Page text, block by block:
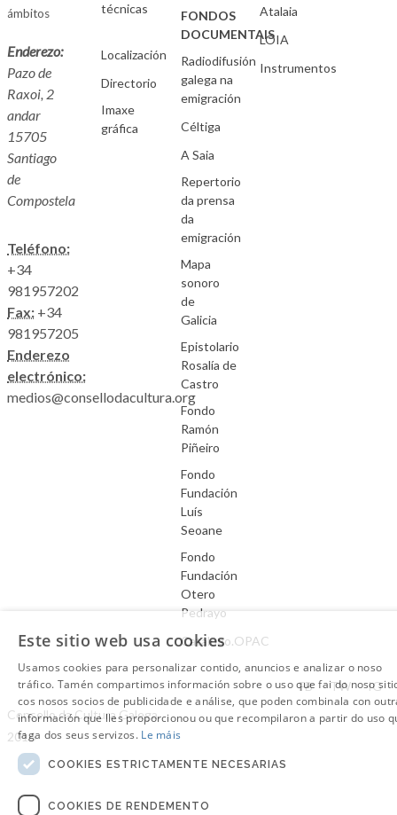
ámbitos
Enderezo:
Pazo de
Raxoi, 2
andar
15705
Santiago
de
Compostela
Teléfono:
+34
981957202
Fax: +34
981957205
Enderezo
electrónico:
medios@consellodacultura.org
técnicas
Localización
Directorio
Imaxe
gráfica
FONDOS
DOCUMENTAIS
Radiodifusión
galega na
emigración
Céltiga
A Saia
Repertorio
da prensa
da
emigración
Mapa
sonoro
de
Galicia
Epistolario
Rosalía de
Castro
Fondo
Ramón
Piñeiro
Fondo
Fundación
Luís
Seoane
Fondo
Fundación
Otero
Pedrayo
Catálogo.OPAC
Atalaia
LOIA
Instrumentos
Aviso Legal
Consello da Cultura Galega.
2016
FB TW IG
Este sitio web usa cookies
Usamos cookies para personalizar contido, anuncios e analizar o noso
tráfico. Tamén compartimos información sobre o uso que fai do noso
cos nosos socios de publicidade e análise, que poden combinala con
información que lles proporcionou ou que recompilaron a partir do uso
faga dos seus servizos. Le máis
COOKIES ESTRICTAMENTE NECESARIAS
COOKIES DE RENDEMENTO